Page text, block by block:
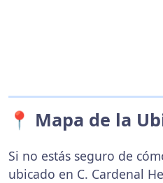
📍 Mapa de la
Si no estás seguro de
ubicado en C. Cardenal